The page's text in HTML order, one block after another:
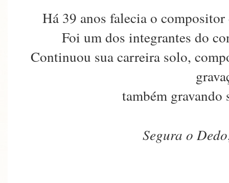
Há 39 anos falecia o
Foi um dos integrantes do
Continuou sua carreira solo,
também
Segura o Dedo